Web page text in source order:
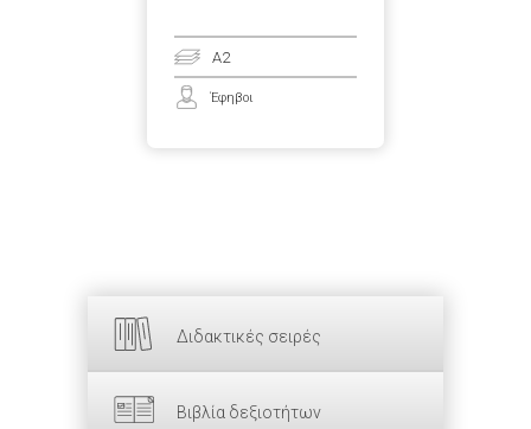
Διδακτικές σειρές
Βιβλία δεξιοτήτων
A2
Έφηβοι